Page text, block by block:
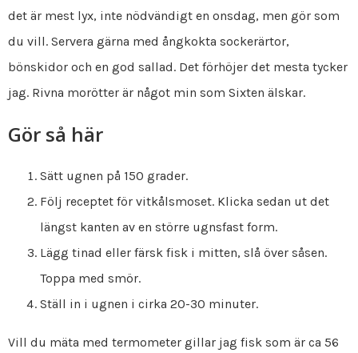
det är mest lyx, inte nödvändigt en onsdag, men gör som
du vill. Servera gärna med ångkokta sockerärtor,
bönskidor och en god sallad. Det förhöjer det mesta tycker
jag. Rivna morötter är något min som Sixten älskar.
Gör så här
Sätt ugnen på 150 grader.
Följ receptet för vitkålsmoset. Klicka sedan ut det
längst kanten av en större ugnsfast form.
Lägg tinad eller färsk fisk i mitten, slå över såsen.
Toppa med smör.
Ställ in i ugnen i cirka 20-30 minuter.
Vill du mäta med termometer gillar jag fisk som är ca 56